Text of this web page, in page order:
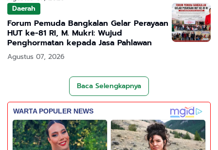
Daerah
Forum Pemuda Bangkalan Gelar Perayaan
HUT ke-81 RI, M. Mukri: Wujud
Penghormatan kepada Jasa Pahlawan
Agustus 07, 2026
Baca Selengkapnya